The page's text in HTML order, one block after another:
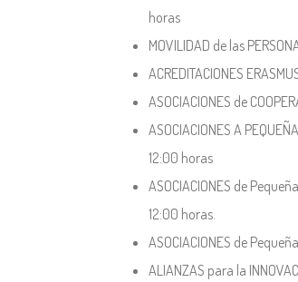
horas
MOVILIDAD de las
ACREDITACIONES
ASOCIACIONES de
ASOCIACIONES A
12:00 horas
ASOCIACIONES de
12:00 horas.
ASOCIACIONES de
ALIANZAS para la